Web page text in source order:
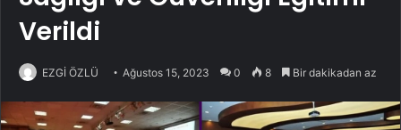
Verildi
EZGİ ÖZLÜ Ağustos 15, 2023 0 8 Bir dakikadan az